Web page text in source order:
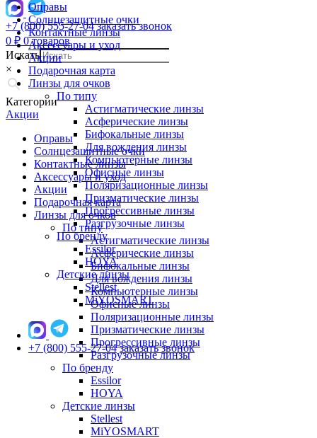
+7 (800) 555-27-04 заказать звонок
0 ₽ 0 товаров
Искать
×
Категории
Акции
Оправы
Солнцезащитные очки
Контактные линзы
Аксессуары и уход
Акции
Подарочная карта
Линзы для очков
По типу
Астигматические линзы
Асферические линзы
Бифокальные линзы
Для вождения линзы
Компьютерные линзы
Офисные линзы
Поляризационные линзы
Призматические линзы
Прогрессивные линзы
Разгрузочные линзы
По бренду
Essilor
HOYA
Детские линзы
Stellest
MiYOSMART
Оправы
Солнцезащитные очки
Контактные линзы
Аксессуары и уход
Акции
Подарочная карта
Линзы для очков
По типу
Астигматические линзы
Асферические линзы
Бифокальные линзы
Для вождения линзы
Компьютерные линзы
Офисные линзы
Поляризационные линзы
Призматические линзы
Прогрессивные линзы
Разгрузочные линзы
По бренду
Essilor
HOYA
Детские линзы
Stellest
MiYOSMART
+7 (800) 555-27-04 заказать звонок